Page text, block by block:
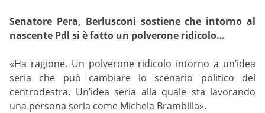
Senatore Pera, Berlusconi sostiene che intorno al
nascente Pdl si è fatto un polverone ridicolo…
«Ha ragione. Un polverone ridicolo intorno a un’idea
seria che può cambiare lo scenario politico del
centrodestra. Un’idea seria alla quale sta lavorando
una persona seria come Michela Brambilla».